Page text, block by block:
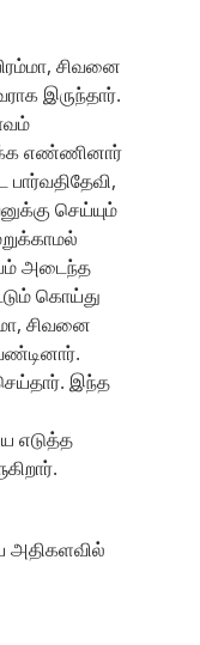
சிவனை
இருந்தார்.
எண்ணினார்
செய்யும்
அடைந்த
கொய்து
சிவனை
இந்த
எடுத்த
அதிகளவில்